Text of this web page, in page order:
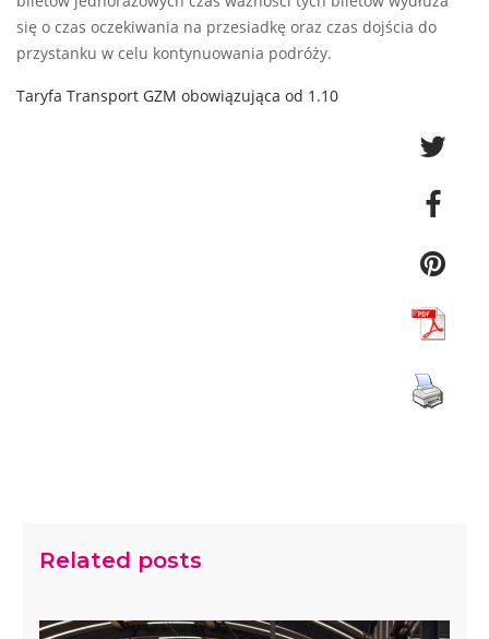
się o czas oczekiwania na przesiadkę oraz czas dojścia do
przystanku w celu kontynuowania podróży.
Taryfa Transport GZM obowiązująca od 1.10
Related posts